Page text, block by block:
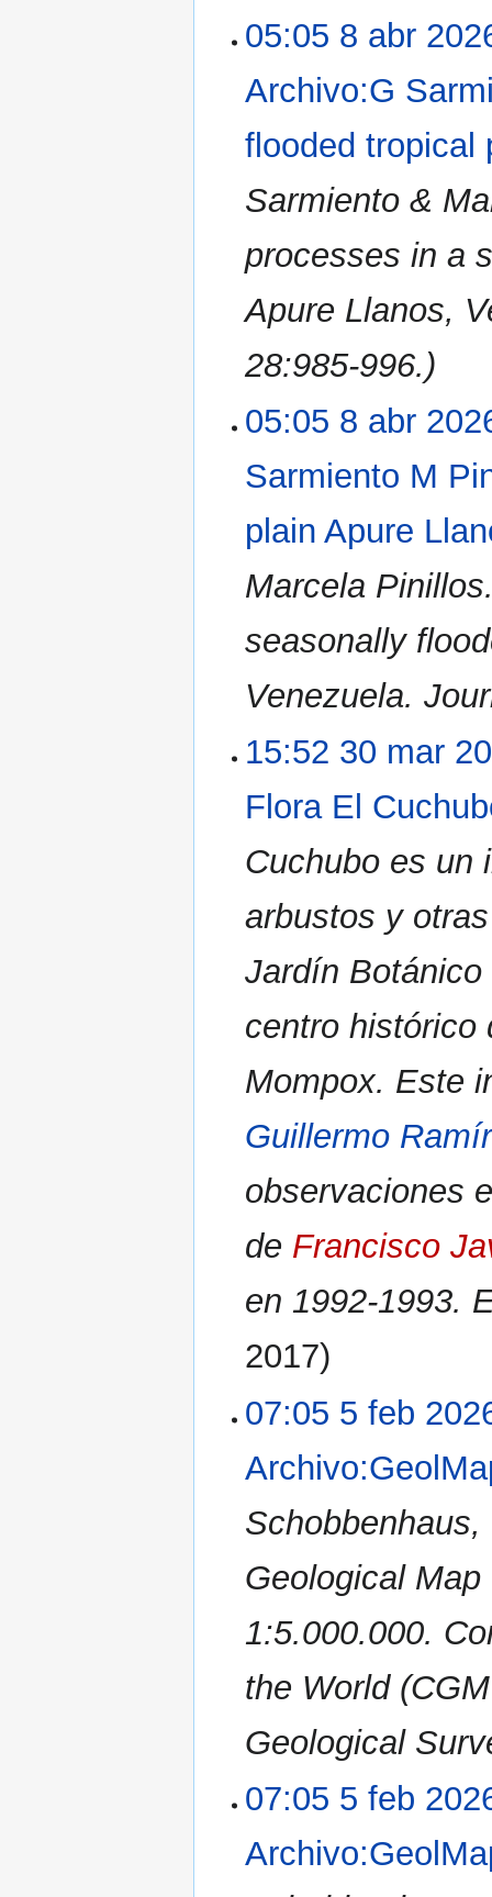
05:05 8 abr
Archivo:G
flooded tropical
Sarmiento &
processes in a
Apure Llanos,
28:985-996.)
05:05 8 abr
Sarmiento M
plain Apure
Marcela
seasonally
Venezuela.
15:52 30 mar
Flora El
Cuchubo es un
arbustos y
Jardín
centro histórico
Mompox. Este
Guillermo
observaciones
de Francisco
en 1992-1993.
2017
07:05 5 feb
Geological
1:5.000.000.
the World
Geological
07:05 5 feb